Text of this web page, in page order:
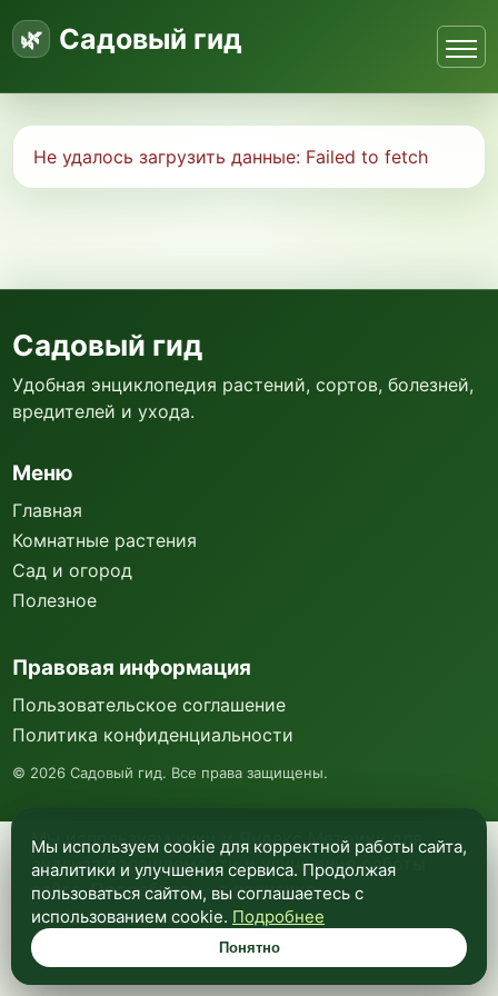
Садовый гид
Не удалось загрузить данные: Failed to fetch
Мы используем куки и Яндекс Метрику для
анализа посещаемости и улучшения работы
сайта. Подробнее —в политике
конфиденциальности.
Понятно
Садовый гид
Удобная энциклопедия растений, сортов, болезней,
вредителей и ухода.
Меню
Главная
Комнатные растения
Сад и огород
Полезное
Правовая информация
Пользовательское соглашение
Политика конфиденциальности
© 2026 Садовый гид. Все права защищены.
Мы используем cookie для корректной работы сайта,
аналитики и улучшения сервиса. Продолжая
пользоваться сайтом, вы соглашаетесь с
использованием cookie. Подробнее
Понятно